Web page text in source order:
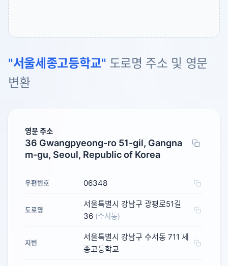
"서울세종고등학교" 도로명 주소 및 영문
변환
영문 주소
36 Gwangpyeong-ro 51-gil, Gangna
m-gu, Seoul, Republic of Korea
우편번호 06348
도로명
서울특별시 강남구 광평로51길
36 (수서동)
지번
서울특별시 강남구 수서동 711 세
종고등학교